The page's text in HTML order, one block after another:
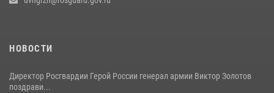
НОВОСТИ
Директор Росгвардии Герой России генерал армии Виктор Золотов
поздрави...